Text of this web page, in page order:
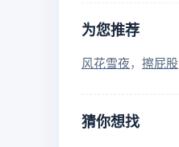
为您推荐
风花雪夜 擦屁股
猜你想找